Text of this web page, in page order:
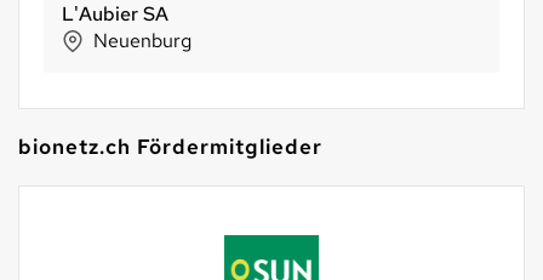
L'Aubier SA
Neuenburg
bionetz.ch Fördermitglieder